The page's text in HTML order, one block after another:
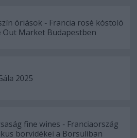
óriások - Francia rosé kóstoló
Out Market Budapestben
2025
fine wines - Franciaország
borvidékei a Borsuliban